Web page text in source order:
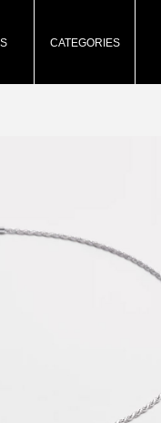
CATEGORIES